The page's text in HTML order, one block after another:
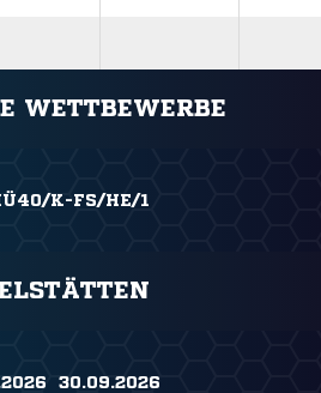
WETTBEWERBE
K-FS/HE/1
30.09.2026